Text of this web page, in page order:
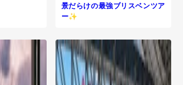
景だらけの最強ブリスベンツア
ー✨